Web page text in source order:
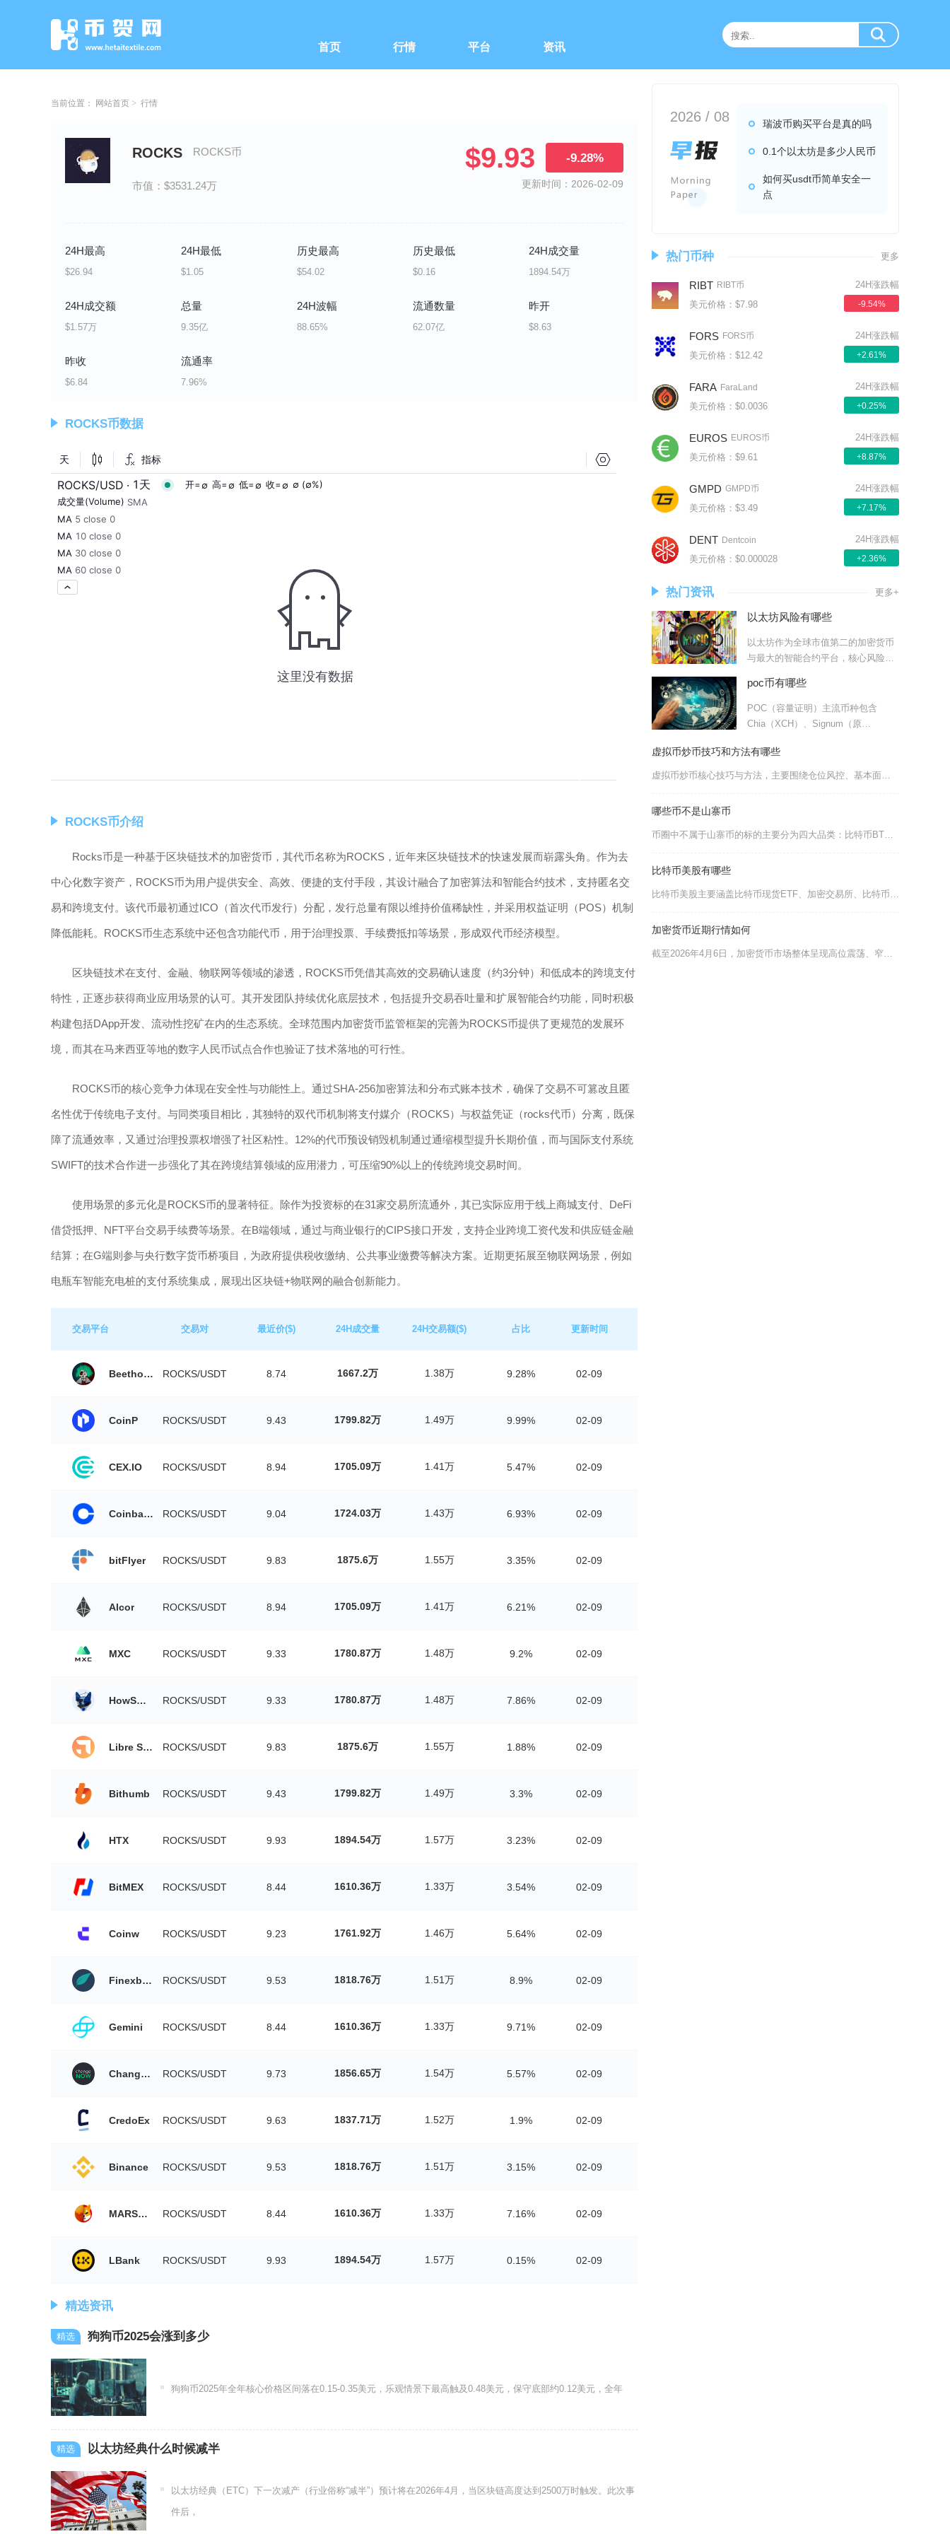
首页 行情 平台 资讯
当前位置： 网站首页 行情
ROCKS ROCKS币
市值：$3531.24万
$9.93 -9.28%
更新时间：2026-02-09
24H最高
$26.94
24H最低
$1.05
历史最高
$54.02
历史最低
$0.16
24H成交量
1894.54万
24H成交额
$1.57万
总量
9.35亿
24H波幅
88.65%
流通数量
62.07亿
昨开
$8.63
昨收
$6.84
流通率
7.96%
ROCKS币数据
ROCKS币介绍
Rocks币是一种基于区块链技术的加密货币，其代币名称为ROCKS，近年来区块链技术的快速发展而崭露头角。作为去
中心化数字资产，ROCKS币为用户提供安全、高效、便捷的支付手段，其设计融合了加密算法和智能合约技术，支持匿名交
易和跨境支付。该代币最初通过ICO（首次代币发行）分配，发行总量有限以维持价值稀缺性，并采用权益证明（POS）机制
降低能耗。ROCKS币生态系统中还包含功能代币，用于治理投票、手续费抵扣等场景，形成双代币经济模型。
区块链技术在支付、金融、物联网等领域的渗透，ROCKS币凭借其高效的交易确认速度（约3分钟）和低成本的跨境支付
特性，正逐步获得商业应用场景的认可。其开发团队持续优化底层技术，包括提升交易吞吐量和扩展智能合约功能，同时积极
构建包括DApp开发、流动性挖矿在内的生态系统。全球范围内加密货币监管框架的完善为ROCKS币提供了更规范的发展环
境，而其在马来西亚等地的数字人民币试点合作也验证了技术落地的可行性。
ROCKS币的核心竞争力体现在安全性与功能性上。通过SHA-256加密算法和分布式账本技术，确保了交易不可篡改且匿
名性优于传统电子支付。与同类项目相比，其独特的双代币机制将支付媒介（ROCKS）与权益凭证（rocks代币）分离，既保
障了流通效率，又通过治理投票权增强了社区粘性。12%的代币预设销毁机制通过通缩模型提升长期价值，而与国际支付系统
SWIFT的技术合作进一步强化了其在跨境结算领域的应用潜力，可压缩90%以上的传统跨境交易时间。
使用场景的多元化是ROCKS币的显著特征。除作为投资标的在31家交易所流通外，其已实际应用于线上商城支付、DeFi
借贷抵押、NFT平台交易手续费等场景。在B端领域，通过与商业银行的CIPS接口开发，支持企业跨境工资代发和供应链金融
结算；在G端则参与央行数字货币桥项目，为政府提供税收缴纳、公共事业缴费等解决方案。近期更拓展至物联网场景，例如
电瓶车智能充电桩的支付系统集成，展现出区块链+物联网的融合创新能力。
交易平台 交易对 最近价($) 24H成交量 24H交易额($) 占比 更新时间
Beethoven X ROCKS/USDT 8.74 1667.2万 1.38万 9.28% 02-09
CoinP ROCKS/USDT 9.43 1799.82万 1.49万 9.99% 02-09
CEX.IO ROCKS/USDT 8.94 1705.09万 1.41万 5.47% 02-09
Coinbase ROCKS/USDT 9.04 1724.03万 1.43万 6.93% 02-09
bitFlyer ROCKS/USDT 9.83 1875.6万 1.55万 3.35% 02-09
Alcor ROCKS/USDT 8.94 1705.09万 1.41万 6.21% 02-09
MXC ROCKS/USDT 9.33 1780.87万 1.48万 9.2% 02-09
HowSwap ROCKS/USDT 9.33 1780.87万 1.48万 7.86% 02-09
Libre Swap ROCKS/USDT 9.83 1875.6万 1.55万 1.88% 02-09
Bithumb ROCKS/USDT 9.43 1799.82万 1.49万 3.3% 02-09
HTX ROCKS/USDT 9.93 1894.54万 1.57万 3.23% 02-09
BitMEX ROCKS/USDT 8.44 1610.36万 1.33万 3.54% 02-09
Coinw ROCKS/USDT 9.23 1761.92万 1.46万 5.64% 02-09
Finexbox ROCKS/USDT 9.53 1818.76万 1.51万 8.9% 02-09
Gemini ROCKS/USDT 8.44 1610.36万 1.33万 9.71% 02-09
ChangeNOW ROCKS/USDT 9.73 1856.65万 1.54万 5.57% 02-09
CredoEx ROCKS/USDT 9.63 1837.71万 1.52万 1.9% 02-09
Binance ROCKS/USDT 9.53 1818.76万 1.51万 3.15% 02-09
MARSWAP ROCKS/USDT 8.44 1610.36万 1.33万 7.16% 02-09
LBank ROCKS/USDT 9.93 1894.54万 1.57万 0.15% 02-09
精选资讯
狗狗币2025会涨到多少
狗狗币2025年全年核心价格区间落在0.15-0.35美元，乐观情景下最高触及0.48美元，保守底部约0.12美元，全年
以太坊经典什么时候减半
以太坊经典（ETC）下一次减产（行业俗称“减半”）预计将在2026年4月，当区块链高度达到2500万时触发。此次事
件后，
2026 / 08 瑞波币购买平台是真的吗
0.1个以太坊是多少人民币
如何买usdt币简单安全一
点
热门币种 更多
RIBT RIBT币
美元价格：$7.98
24H涨跌幅
-9.54%
FORS FORS币
美元价格：$12.42
24H涨跌幅
+2.61%
FARA FaraLand
美元价格：$0.0036
24H涨跌幅
+0.25%
EUROS EUROS币
美元价格：$9.61
24H涨跌幅
+8.87%
GMPD GMPD币
美元价格：$3.49
24H涨跌幅
+7.17%
DENT Dentcoin
美元价格：$0.000028
24H涨跌幅
+2.36%
热门资讯 更多+
以太坊风险有哪些
以太坊作为全球市值第二的加密货币
与最大的智能合约平台，核心风险集
poc币有哪些
POC（容量证明）主流币种包含
Chia（XCH）、Signum（原
虚拟币炒币技巧和方法有哪些
虚拟币炒币核心技巧与方法，主要围绕仓位风控、基本面选币、技术面择时、套利与定投、周期轮动、
哪些币不是山寨币
币圈中不属于山寨币的标的主要分为四大品类：比特币BTC、以太坊ETH为首的原生底层公链币、
比特币美股有哪些
比特币美股主要涵盖比特币现货ETF、加密交易所、比特币矿企、大量持有比特币的公司及支付科技
加密货币近期行情如何
截至2026年4月6日，加密货币市场整体呈现高位震荡、窄幅整理的态势，比特币在66,000